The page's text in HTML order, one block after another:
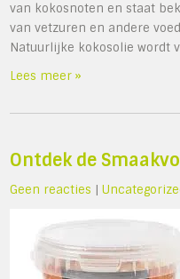
van kokosnoten en staat
van vetzuren en andere
Natuurlijke kokosolie wordt
Lees meer »
Ontdek de
Geen reacties |